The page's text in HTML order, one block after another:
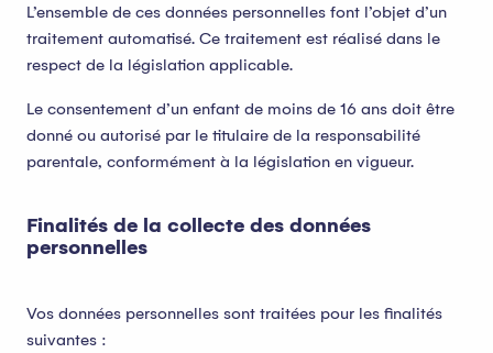
L’ensemble de ces données personnelles font l’objet d’un
traitement automatisé. Ce traitement est réalisé dans le
respect de la législation applicable.
Le consentement d’un enfant de moins de 16 ans doit être
donné ou autorisé par le titulaire de la responsabilité
parentale, conformément à la législation en vigueur.
Finalités de la collecte des données
personnelles
Vos données personnelles sont traitées pour les finalités
suivantes :